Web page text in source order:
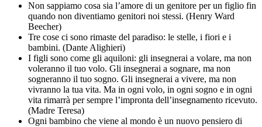
Non sappiamo cosa sia l’amore di un genitore per un figlio fin
quando non diventiamo genitori noi stessi. (Henry Ward
Beecher)
Tre cose ci sono rimaste del paradiso: le stelle, i fiori e i
bambini. (Dante Alighieri)
I figli sono come gli aquiloni: gli insegnerai a volare, ma non
voleranno il tuo volo. Gli insegnerai a sognare, ma non
sogneranno il tuo sogno. Gli insegnerai a vivere, ma non
vivranno la tua vita. Ma in ogni volo, in ogni sogno e in ogni
vita rimarrà per sempre l’impronta dell’insegnamento ricevuto.
(Madre Teresa)
Ogni bambino che viene al mondo è un nuovo pensiero di